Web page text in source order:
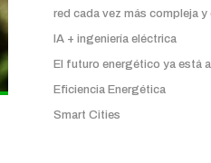
red cada vez más compleja
IA + ingeniería eléctrica
El futuro energético ya está
Eficiencia Energética
Smart Cities